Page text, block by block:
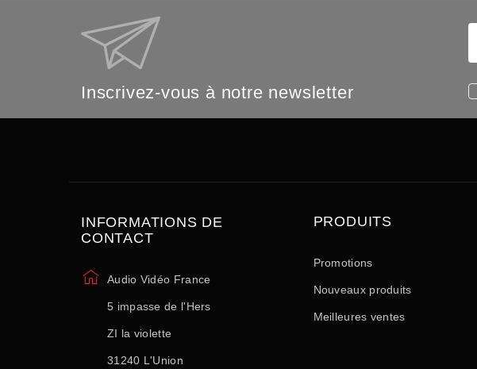
Inscrivez-vous à notre newsletter
INFORMATIONS DE
CONTACT
Audio Vidéo France
5 impasse de l'Hers
ZI la violette
31240 L'Union
PRODUITS
Promotions
Nouveaux produits
Meilleures ventes